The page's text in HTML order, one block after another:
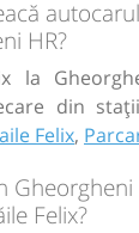
HR?
la
din
Felix,
Felix?